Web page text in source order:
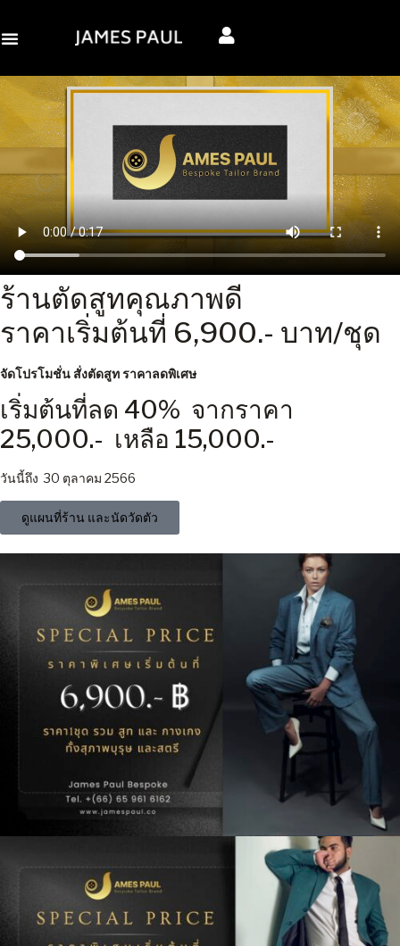
ร้านตัดสูทคุณภาพดี
ราคาเริ่มต้นที่ 6,900.- บาท/ชุด
จัดโปรโมชั่น สั่งตัดสูท ราคาลดพิเศษ
เริ่มต้นที่ลด 40% จากราคา
25,000.- เหลือ 15,000.-
วันนี้ถึง 30 ตุลาคม 2566
ดูแผนที่ร้าน และนัดวัดตัว